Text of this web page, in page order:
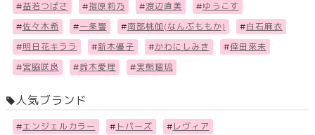
#益若つばさ #指原莉乃 #渡辺直美 #ゆうこす
#佐々木希 #一条響 #南部桃伽(なんぶももか) #白石麻衣
#明日花キララ #新木優子 #かわにしみき #倖田來未
#宮脇咲良 #鈴木愛理 #実熊瑠琉
人気ブランド
#エンジェルカラー # トパーズ # レヴィア